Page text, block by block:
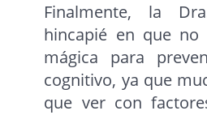
Finalmente, la
hincapié en que no
mágica para
cognitivo, ya que
que ver con